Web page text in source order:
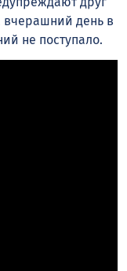
вчерашний день в
не поступало.